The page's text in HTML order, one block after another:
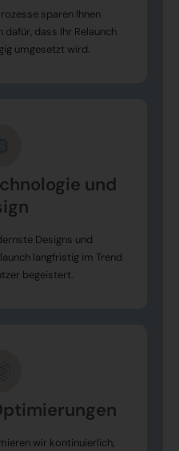
sparen Ihnen
dass Ihr Relaunch
umgesetzt wird.
und
Designs und
langfristig im Trend
begeistert.
wir kontinuierlich,